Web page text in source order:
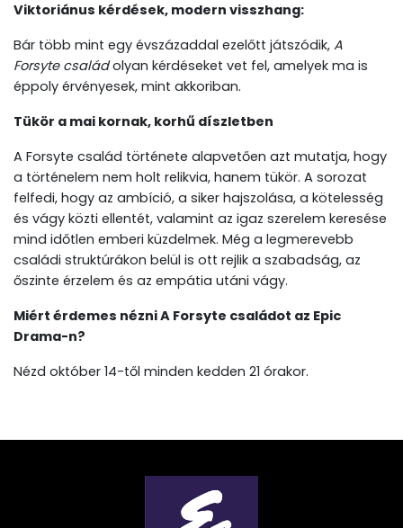
Viktoriánus kérdések, modern visszhang:
Bár több mint egy évszázaddal ezelőtt játszódik, A
Forsyte családolyan kérdéseket vet fel, amelyek ma is
éppoly érvényesek, mint akkoriban.
Tükör a mai kornak, korhű díszletben
A Forsyte család története alapvetően azt mutatja, hogy
a történelem nem holt relikvia, hanem tükör. A sorozat
felfedi, hogy az ambíció, a siker hajszolása, a kötelesség
és vágy közti ellentét, valamint az igaz szerelem keresése
mind időtlen emberi küzdelmek. Még a legmerevebb
családi struktúrákon belül is ott rejlik a szabadság, az
őszinte érzelem és az empátia utáni vágy.
Miért érdemes nézni A Forsyte családot az Epic
Drama-n?
Nézd október 14-től minden kedden 21 órakor.